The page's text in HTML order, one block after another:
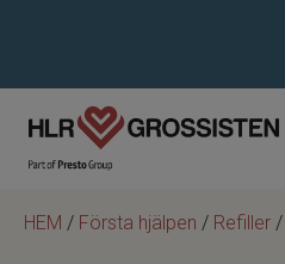
HEM / Första hjälpen / Refiller